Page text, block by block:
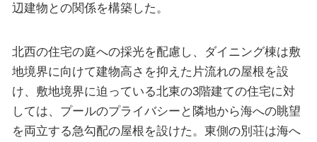
辺建物との関係を構築した。
北西の住宅の庭への採光を配慮し、ダイニング棟は敷
地境界に向けて建物高さを抑えた片流れの屋根を設
け、敷地境界に迫っている北東の3階建ての住宅に対
しては、プールのプライバシーと隣地から海への眺望
を両立する急勾配の屋根を設けた。東側の別荘は海へ